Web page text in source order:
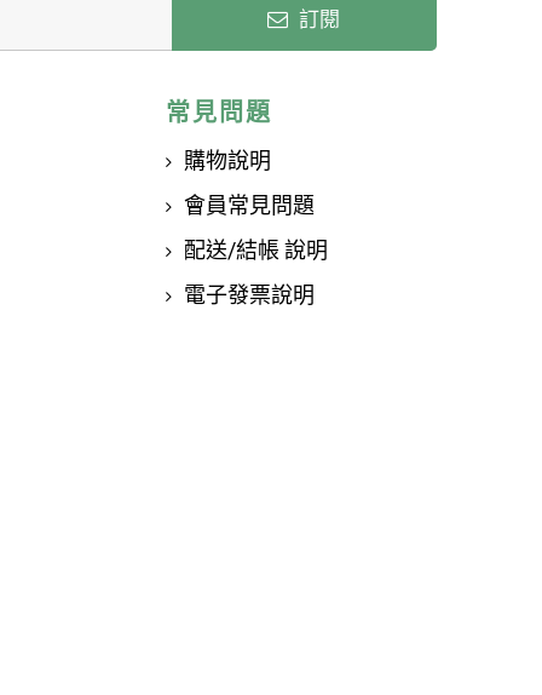
訂閱
常見問題
購物說明
會員常見問題
配送/結帳 說明
電子發票說明